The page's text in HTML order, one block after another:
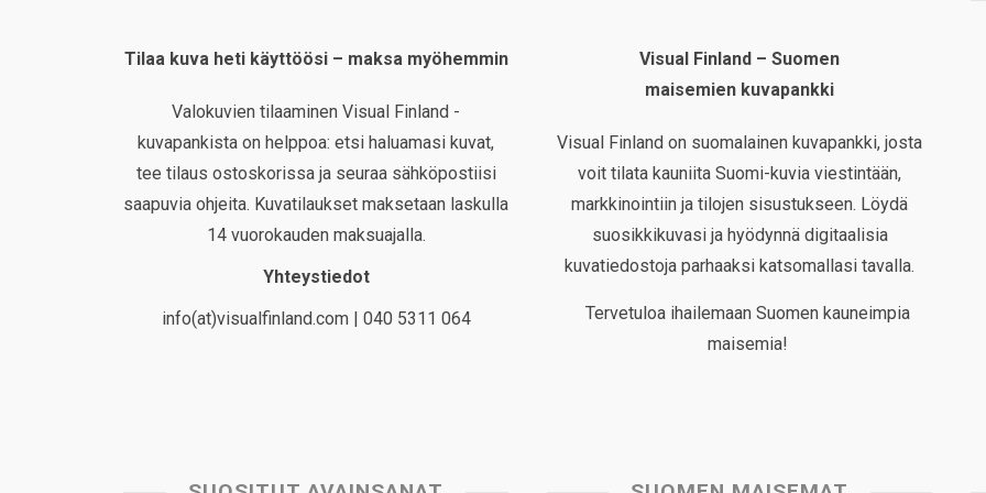
Tilaa kuva heti käyttöösi – maksa myöhemmin
Valokuvien tilaaminen Visual Finland -
kuvapankista on helppoa: etsi haluamasi kuvat,
tee tilaus ostoskorissa ja seuraa sähköpostiisi
saapuvia ohjeita. Kuvatilaukset maksetaan laskulla
14 vuorokauden maksuajalla.
Yhteystiedot
info(at)visualfinland.com | 040 5311 064
Visual Finland – Suomen
maisemien kuvapankki
Visual Finland on suomalainen kuvapankki, josta
voit tilata kauniita Suomi-kuvia viestintään,
markkinointiin ja tilojen sisustukseen. Löydä
suosikkikuvasi ja hyödynnä digitaalisia
kuvatiedostoja parhaaksi katsomallasi tavalla.
Tervetuloa ihailemaan Suomen kauneimpia
maisemia!